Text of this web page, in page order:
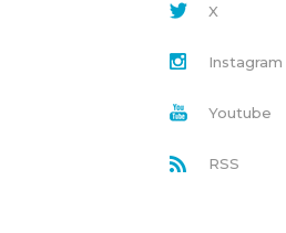
X
Instagram
Youtube
RSS